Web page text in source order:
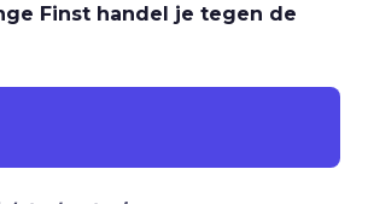
Finst handel je tegen de